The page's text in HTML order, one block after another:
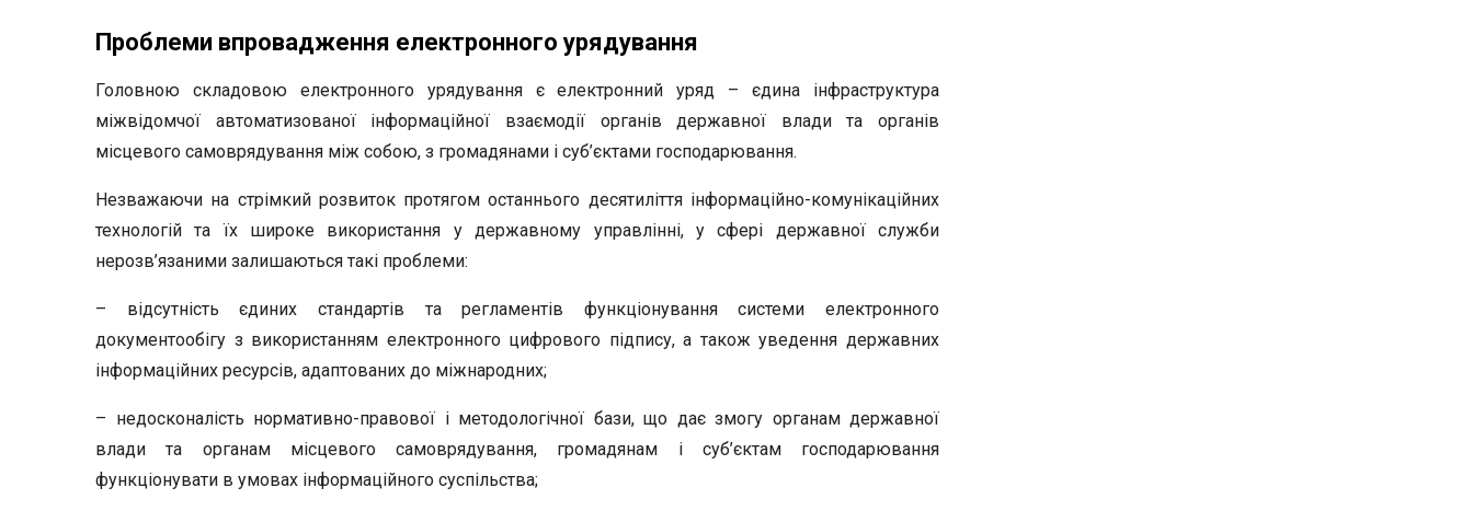
Проблеми впровадження електронного урядування
Головною складовою електронного урядування є електронний уряд – єдина інфраструктура
міжвідомчої автоматизованої інформаційної взаємодії органів державної влади та органів
місцевого самоврядування між собою, з громадянами і суб’єктами господарювання.
Незважаючи на стрімкий розвиток протягом останнього десятиліття інформаційно-комунікаційних
технологій та їх широке використання у державному управлінні, у сфері державної служби
нерозв’язаними залишаються такі проблеми:
– відсутність єдиних стандартів та регламентів функціонування системи електронного
документообігу з використанням електронного цифрового підпису, а також уведення державних
інформаційних ресурсів, адаптованих до міжнародних;
– недосконалість нормативно-правової і методологічної бази, що дає змогу органам державної
влади та органам місцевого самоврядування, громадянам і суб’єктам господарювання
функціонувати в умовах інформаційного суспільства;